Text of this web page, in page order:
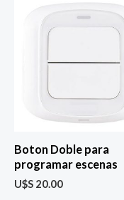
Boton Doble para
programar escenas
U$S 20.00